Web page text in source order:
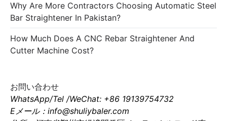
Why Are More Contractors Choosing Automatic Steel
Bar Straightener In Pakistan?
How Much Does A CNC Rebar Straightener And
Cutter Machine Cost?
お問い合わせ
WhatsApp/Tel /WeChat: +86 19139754732
Eメール：info@shuliybaler.com